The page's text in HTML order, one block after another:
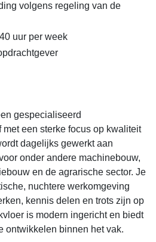
volgens regeling van de
uur per week
gespecialiseerd
een sterke focus op kwaliteit
dagelijks gewerkt aan
onder andere machinebouw,
en de agrarische sector. Je
nuchtere werkomgeving
kennis delen en trots zijn op
is modern ingericht en biedt
ontwikkelen binnen het vak.